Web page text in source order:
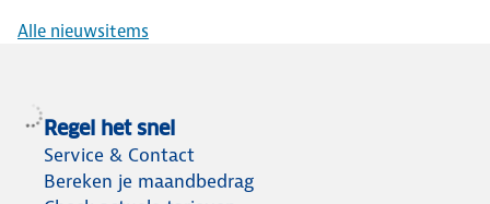
Alle nieuwsitems
Regel het snel
Service & Contact
Bereken je maandbedrag